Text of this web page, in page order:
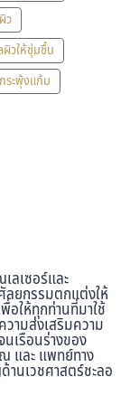
ว
วให้ชุ่มชื้น
ระพุ้งแก้ม
ลเซอร์และ
ยกรรมตกแต่งให้
อให้ทุกท่านที่มาใช้
ามส่งเสริมความ
เรือนร่างของ
และ แพทย์ทาง
นเวชศาสตร์ชะลอ